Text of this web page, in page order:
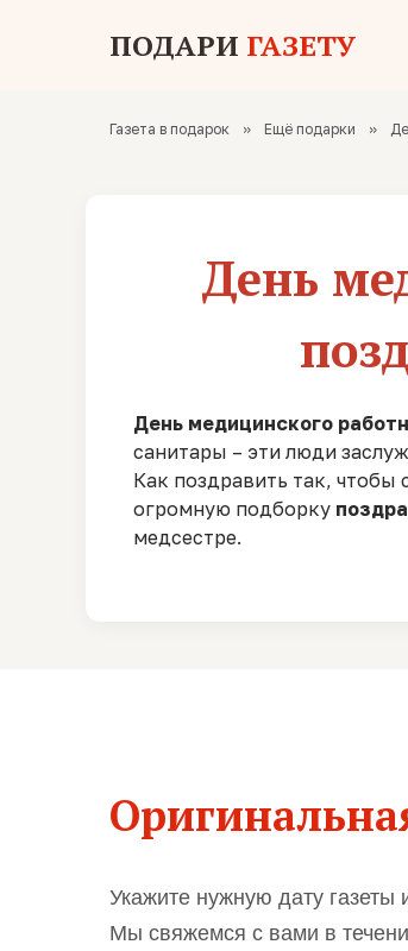
ПОДАРИ ГАЗЕТУ
Газета в подарок » Ещё подарки »
День
День медицинского
санитары – эти люди
Как поздравить так, чтобы
огромную подборку
медсестре.
Укажите нужную дату газеты
Мы свяжемся с вами в